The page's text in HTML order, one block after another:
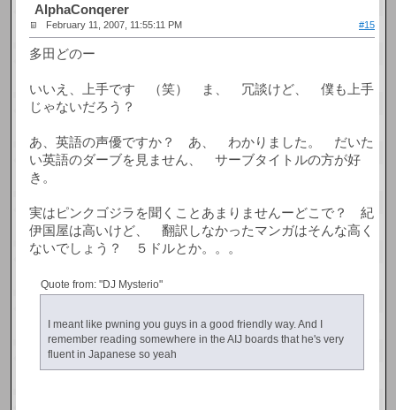
AlphaConqerer
February 11, 2007, 11:55:11 PM #15
多田どのー
いいえ、上手です （笑） ま、 冗談けど、 僕も上手
じゃないだろう？
あ、英語の声優ですか？ あ、 わかりました。 だいた
い英語のダーブを見ません、 サーブタイトルの方が好
き。
実はピンクゴジラを聞くことあまりませんーどこで？ 紀
伊国屋は高いけど、 翻訳しなかったマンガはそんな高く
ないでしょう？ ５ドルとか。。。
Quote from: "DJ Mysterio"
I meant like pwning you guys in a good friendly way. And I
remember reading somewhere in the AIJ boards that he's very
fluent in Japanese so yeah